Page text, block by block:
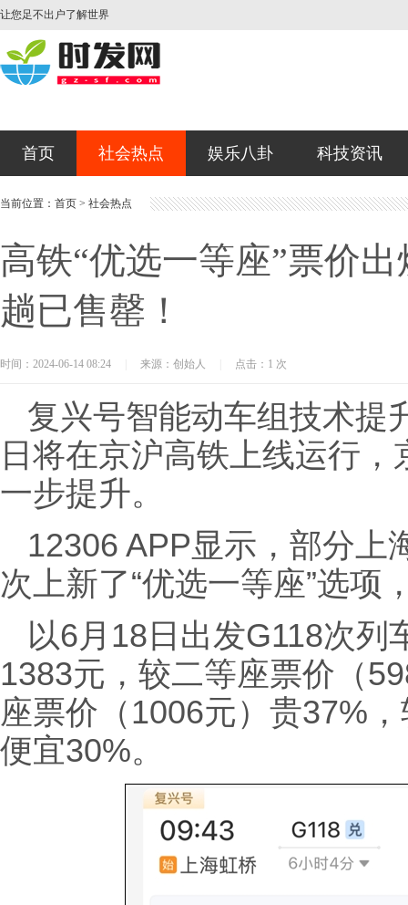
让您足不出户了解世界
首页 社会热点 娱乐八卦 科技资讯
当前位置： 首页 > 社会热点
高铁“优选一等座”票价
趟已售罄！
时间：2024-06-14 08:24 来源：创始人 点击：1 次
复兴号智能动车组技术提
日将在京沪高铁上线运行
一步提升。
12306 APP显示，部分上
次上新了“优选一等座”选项
以6月18日出发G118次
1383元，较二等座票价（
座票价（1006元）贵37%
便宜30%。